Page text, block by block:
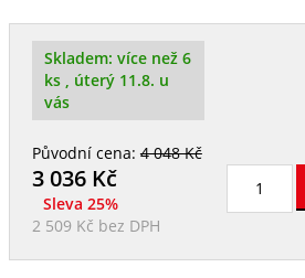
Skladem: více než 6
ks , úterý 11.8. u
vás
Původní cena:4 048 Kč
3 036Kč
Sleva 25%
2 509 Kč bez DPH